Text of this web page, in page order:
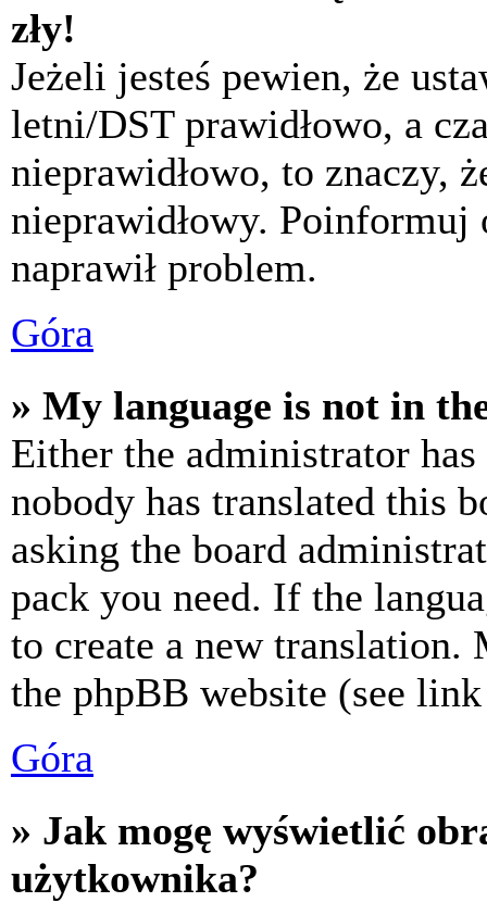
zły!
Jeżeli jesteś pewien, że
letni/DST prawidłowo, a
nieprawidłowo, to znaczy,
nieprawidłowy.
naprawił problem.
Góra
» My language is not in
Either the administrator
nobody has translated this
asking the board
pack you need. If the
to create a new
the phpBB website (see
Góra
» Jak mogę wyświetlić
użytkownika?